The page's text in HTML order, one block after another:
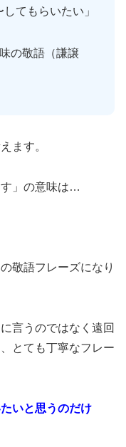
てもらいたい」
の敬語（謙譲
ます。
」の意味は…
敬語フレーズになり
言うのではなく遠回
とても丁寧なフレー
たいと思うのだけ